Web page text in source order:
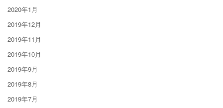
2020年1月
2019年12月
2019年11月
2019年10月
2019年9月
2019年8月
2019年7月